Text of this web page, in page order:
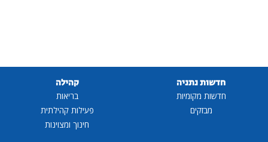
חדשות נתניה
חדשות מקומיות
מבזקים
קהילה
בריאות
פעילות קהילתית
חינוך ומצוינות